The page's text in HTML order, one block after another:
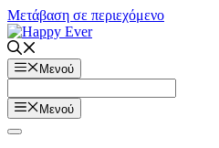
Μετάβαση σε περιεχόμενο
Μενού
Μενού